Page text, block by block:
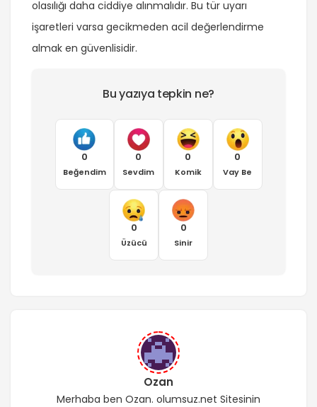
olasılığı daha ciddiye alınmalıdır. Bu tür uyarı
işaretleri varsa gecikmeden acil değerlendirme
almak en güvenlisidir.
Bu yazıya tepkin ne?
0
Beğendim
0
Sevdim
0
Komik
0
Vay Be
0
Üzücü
0
Sinir
Ozan
Merhaba ben Ozan. olumsuz.net Sitesinin